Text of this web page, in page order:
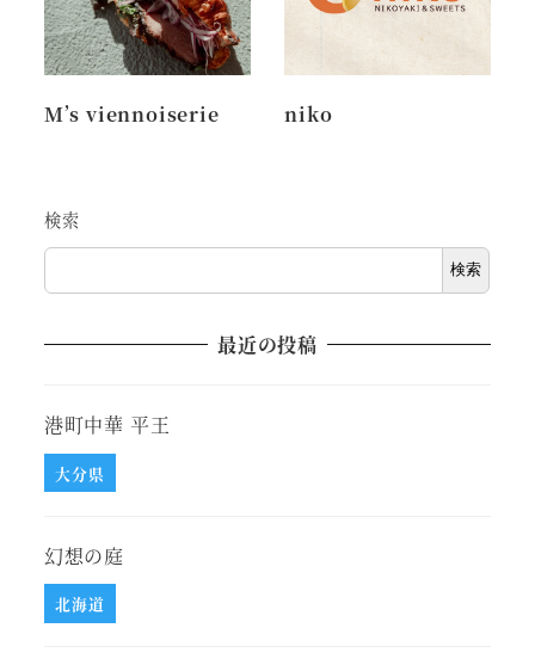
M’s viennoiserie niko
検索
検索
最近の投稿
港町中華 平王
大分県
幻想の庭
北海道